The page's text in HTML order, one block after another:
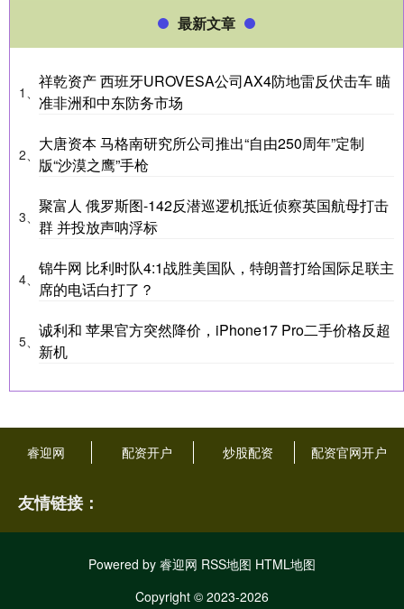
最新文章
1、
祥乾资产 西班牙UROVESA公司AX4防地雷反伏击车 瞄
准非洲和中东防务市场
2、
大唐资本 马格南研究所公司推出“自由250周年”定制
版“沙漠之鹰”手枪
3、
聚富人 俄罗斯图-142反潜巡逻机抵近侦察英国航母打击
群 并投放声呐浮标
4、
锦牛网 比利时队4:1战胜美国队，特朗普打给国际足联主
席的电话白打了？
5、
诚利和 苹果官方突然降价，iPhone17 Pro二手价格反超
新机
睿迎网 配资开户 炒股配资 配资官网开户
友情链接：
Powered by 睿迎网 RSS地图 HTML地图
Copyright © 2023-2026